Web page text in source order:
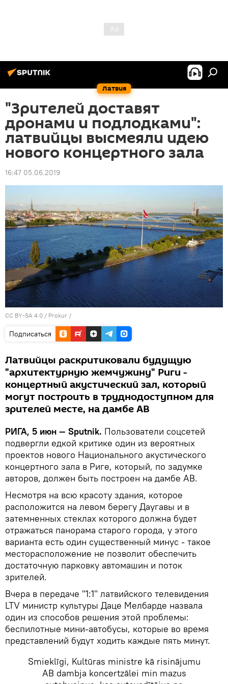
Латвия
"Зрителей доставят
дронами и подлодками":
латвийцы высмеяли идею
нового концертного зала
16:47 05.06.2019
CC BY-SA 4.0 / Prokur /
Подписаться
Латвийцы раскритиковали будущую
"архитектурную жемчужину" Риги -
концертный акустический зал, который
могут построить в труднодоступном для
зрителей месте, на дамбе AB
РИГА, 5 июн — Sputnik. Пользователи соцсетей
подвергли едкой критике один из вероятных
проектов нового Национального акустического
концертного зала в Риге, который, по задумке
авторов, должен быть построен на дамбе AB.
Несмотря на всю красоту здания, которое
расположится на левом берегу Даугавы и в
затемненных стеклах которого должна будет
отражаться панорама старого города, у этого
варианта есть один существенный минус - такое
месторасположение не позволит обеспечить
достаточную парковку автомашин и поток
зрителей.
Вчера в передаче "1:1" латвийского телевидения
LTV министр культуры Даце Мелбарде назвала
один из способов решения этой проблемы:
беспилотные мини-автобусы, которые во время
представлений будут ходить каждые пять минут.
Smieklīgi, Kultūras ministre kā risinājumu
AB dambja koncertzālei min mazus